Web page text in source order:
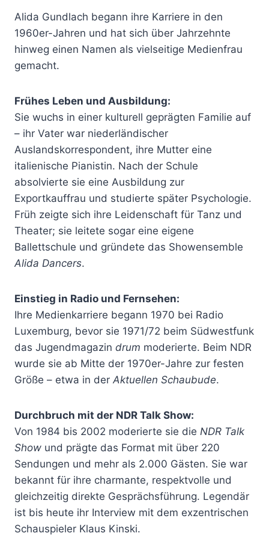
Alida Gundlach begann ihre Karriere in den
1960er-Jahren und hat sich über Jahrzehnte
hinweg einen Namen als vielseitige Medienfrau
gemacht.
Frühes Leben und Ausbildung:
Sie wuchs in einer kulturell geprägten Familie auf
– ihr Vater war niederländischer
Auslandskorrespondent, ihre Mutter eine
italienische Pianistin. Nach der Schule
absolvierte sie eine Ausbildung zur
Exportkauffrau und studierte später Psychologie.
Früh zeigte sich ihre Leidenschaft für Tanz und
Theater; sie leitete sogar eine eigene
Ballettschule und gründete das Showensemble
Alida Dancers.
Einstieg in Radio und Fernsehen:
Ihre Medienkarriere begann 1970 bei Radio
Luxemburg, bevor sie 1971/72 beim Südwestfunk
das Jugendmagazin drum moderierte. Beim NDR
wurde sie ab Mitte der 1970er-Jahre zur festen
Größe – etwa in der Aktuellen Schaubude.
Durchbruch mit der NDR Talk Show:
Von 1984 bis 2002 moderierte sie die NDR Talk
Show und prägte das Format mit über 220
Sendungen und mehr als 2.000 Gästen. Sie war
bekannt für ihre charmante, respektvolle und
gleichzeitig direkte Gesprächsführung. Legendär
ist bis heute ihr Interview mit dem exzentrischen
Schauspieler Klaus Kinski.